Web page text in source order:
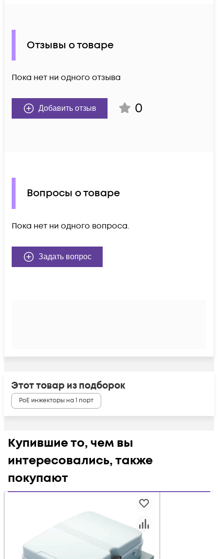
Отзывы о товаре
Пока нет ни одного отзыва
Добавить отзыв 0
Вопросы о товаре
Пока нет ни одного вопроса.
Задать вопрос
Этот товар из подборок
PoE инжекторы на 1 порт
Купившие то, чем вы
интересовались, также
покупают